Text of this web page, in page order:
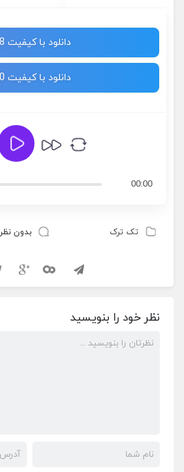
دانلود با کیفیت 128
دانلود با کیفیت 320
00:00
تک ترک بدون نظر
نظر خود را بنویسید